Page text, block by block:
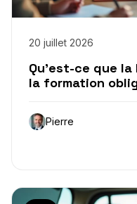
20 juillet 2026
Qu’est-ce que
la formation
Pierre